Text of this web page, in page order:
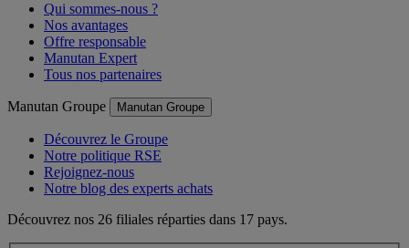
Qui sommes-nous ?
Nos avantages
Offre responsable
Manutan Expert
Tous nos partenaires
Manutan Groupe Manutan Groupe
Découvrez le Groupe
Notre politique RSE
Rejoignez-nous
Notre blog des experts achats
Découvrez nos 26 filiales réparties dans 17 pays.